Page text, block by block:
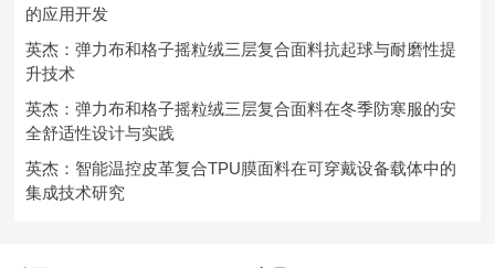
的应用开发
英杰：弹力布和格子摇粒绒三层复合面料抗起球与耐磨性提
升技术
英杰：弹力布和格子摇粒绒三层复合面料在冬季防寒服的安
全舒适性设计与实践
英杰：智能温控皮革复合TPU膜面料在可穿戴设备载体中的
集成技术研究